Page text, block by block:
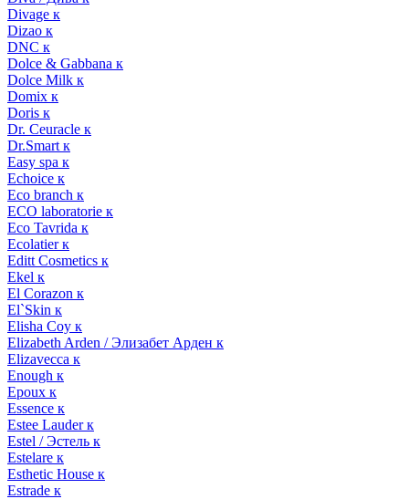
Divage к
Dizao к
DNC к
Dolce & Gabbana к
Dolce Milk к
Domix к
Doris к
Dr. Ceuracle к
Dr.Smart к
Easy spa к
Echoice к
Eco branch к
ECO laboratorie к
Eco Tavrida к
Ecolatier к
Editt Cosmetics к
Ekel к
El Corazon к
El`Skin к
Elisha Coy к
Elizabeth Arden / Элизабет Арден к
Elizavecca к
Enough к
Epoux к
Essence к
Estee Lauder к
Estel / Эстель к
Estelare к
Esthetic House к
Estrade к